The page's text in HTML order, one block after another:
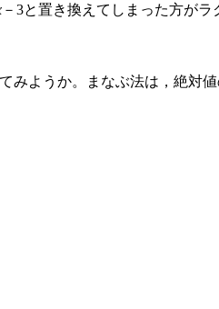
－3と置き換えてしまった方がラ
みようか。まなぶ法は，絶対